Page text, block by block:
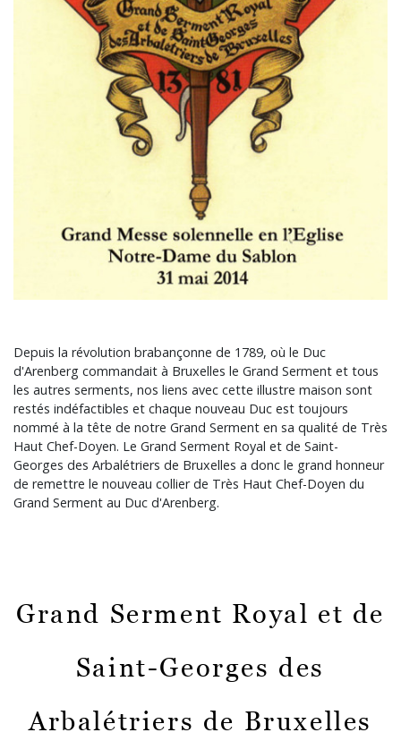
Depuis la révolution brabançonne de 1789, où le Duc
d'Arenberg commandait à Bruxelles le Grand Serment et tous
les autres serments, nos liens avec cette illustre maison sont
restés indéfactibles et chaque nouveau Duc est toujours
nommé à la tête de notre Grand Serment en sa qualité de Très
Haut Chef-Doyen. Le Grand Serment Royal et de Saint-
Georges des Arbalétriers de Bruxelles a donc le grand honneur
de remettre le nouveau collier de Très Haut Chef-Doyen du
Grand Serment au Duc d'Arenberg.
Grand Serment Royal et de
Saint-Georges des
Arbalétriers de Bruxelles